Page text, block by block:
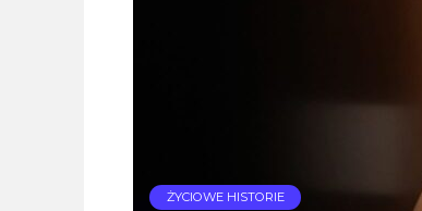
ŻYCIOWE HISTORIE